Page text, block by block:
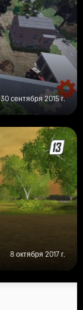
30 сентября 2015 г.
8 октября 2017 г.